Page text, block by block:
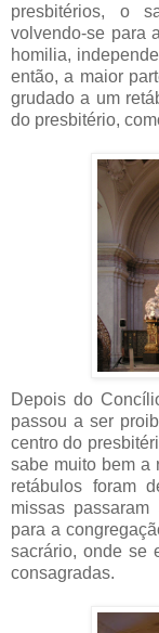
presbitérios, o
volvendo-se para
homilia,
então, a maior
grudado a um
do presbitério,
Depois do
passou a ser
centro do
sabe muito bem a
retábulos foram
missas
para a
sacrário, onde se
consagradas.